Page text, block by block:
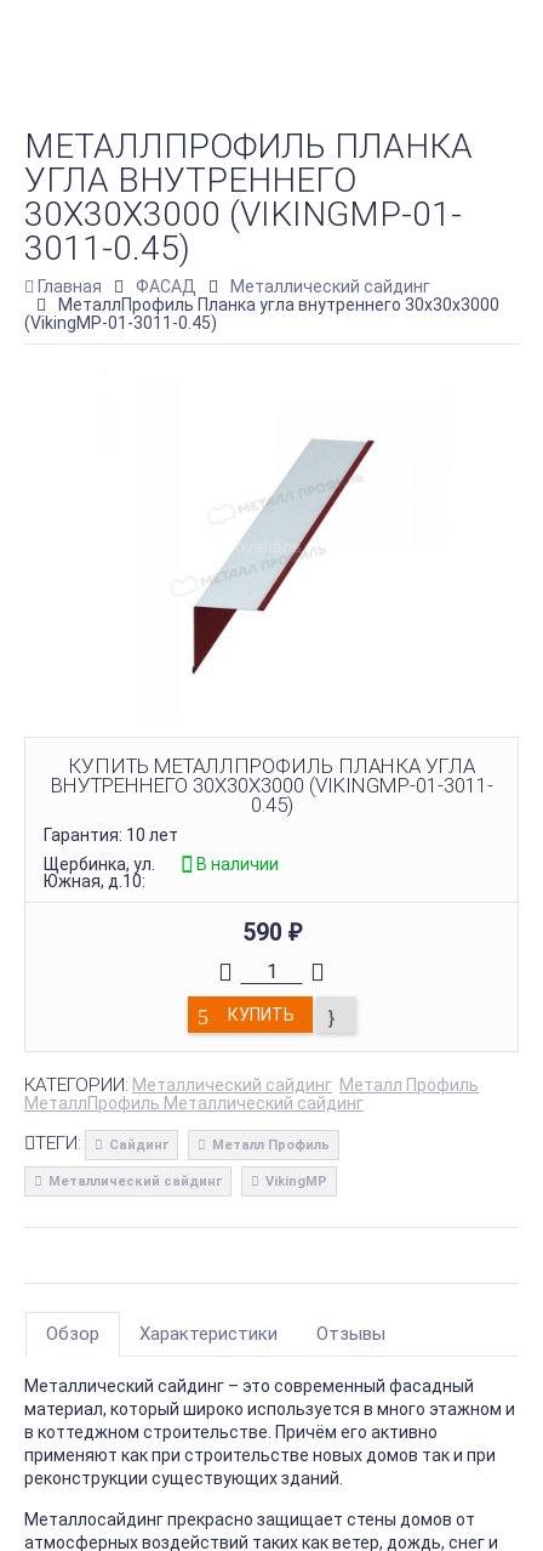
МЕТАЛЛПРОФИЛЬ ПЛАНКА
УГЛА ВНУТРЕННЕГО
30Х30Х3000 (VIKINGMP-01-
3011-0.45)
Главная ФАСАД
Металлический сайдинг
МеталлПрофиль Планка угла внутреннего 30х30х3000
(VikingMP-01-3011-0.45)
КУПИТЬ МЕТАЛЛПРОФИЛЬ ПЛАНКА УГЛА
ВНУТРЕННЕГО 30Х30Х3000 (VIKINGMP-01-3011-
0.45)
Гарантия: 10 лет
Щербинка, ул.
Южная, д.10:
В наличии
590 ₽
КУПИТЬ
КАТЕГОРИИ: Металлический сайдинг Металл Профиль
МеталлПрофиль Металлический сайдинг
ТЕГИ: Сайдинг Металл Профиль
Металлический сайдинг VikingMP
Обзор Характеристики Отзывы
Металлический сайдинг – это современный фасадный
материал, который широко используется в много этажном и
в коттеджном строительстве. Причём его активно
применяют как при строительстве новых домов так и при
реконструкции существующих зданий.
Металлосайдинг прекрасно защищает стены домов от
атмосферных воздействий таких как ветер, дождь, снег и